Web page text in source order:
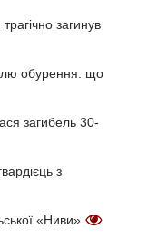
загинув
обурення: що
загибель 30-
з
«Ниви»